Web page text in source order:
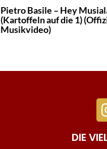
Pietro Basile – Hey
(Kartoffeln auf die 1)
Musikvideo)
DIE